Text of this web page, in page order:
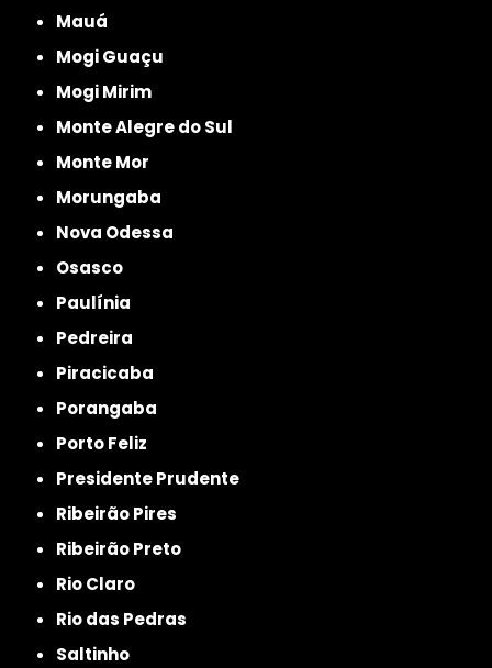
Mauá
Mogi Guaçu
Mogi Mirim
Monte Alegre do Sul
Monte Mor
Morungaba
Nova Odessa
Osasco
Paulínia
Pedreira
Piracicaba
Porangaba
Porto Feliz
Presidente Prudente
Ribeirão Pires
Ribeirão Preto
Rio Claro
Rio das Pedras
Saltinho